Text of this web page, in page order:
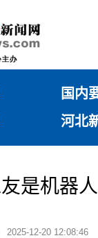
国内
河北
是机器人
2025-12-20 12:08:46